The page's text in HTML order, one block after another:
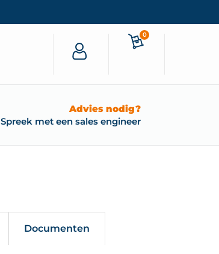
0
Advies nodig?
Spreek met een sales engineer
Documenten